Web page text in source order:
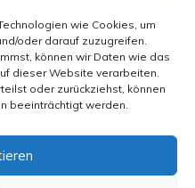
wie Cookies, um
oder darauf zuzugreifen.
können wir Daten wie das
dieser Website verarbeiten.
oder zurückziehst, können
beeinträchtigt werden.
Rücksicht auf seine
und sein Geschlecht
und individuelle
wenn Lehrer